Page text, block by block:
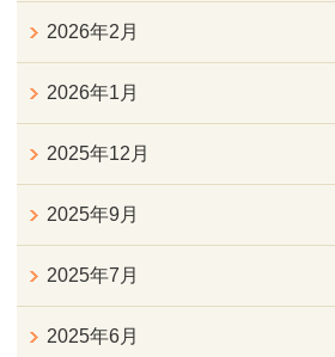
2026年2月
2026年1月
2025年12月
2025年9月
2025年7月
2025年6月